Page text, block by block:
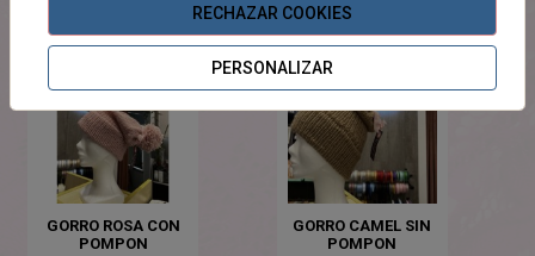
GORRO ROSA CON
POMPON
GORRO CAMEL SIN
POMPON
RECHAZAR COOKIES
PERSONALIZAR